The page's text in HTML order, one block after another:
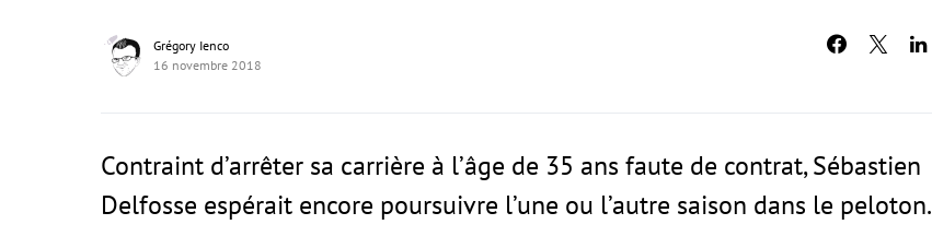
Grégory Ienco
16 novembre 2018
Contraint d’arrêter sa carrière à l’âge de 35 ans faute de contrat, Sébastien
Delfosse espérait encore poursuivre l’une ou l’autre saison dans le peloton.